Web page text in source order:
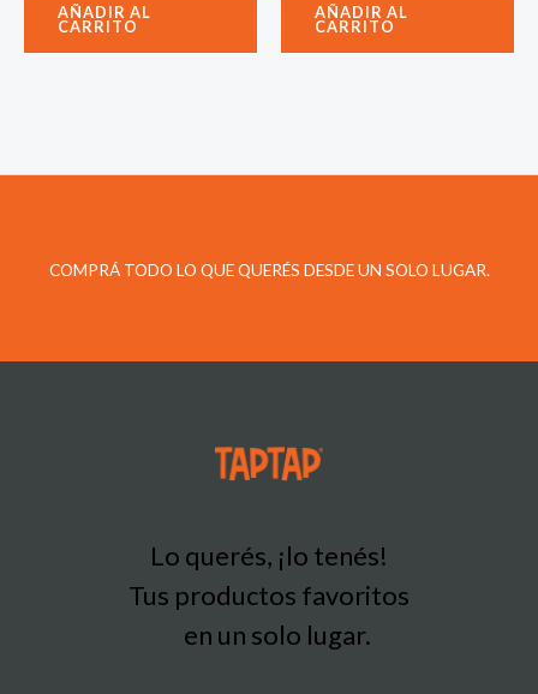
AÑADIR AL
CARRITO
AÑADIR AL
CARRITO
COMPRÁ TODO LO QUE QUERÉS DESDE UN SOLO LUGAR.
Lo querés, ¡lo tenés!
Tus productos favoritos
en un solo lugar.